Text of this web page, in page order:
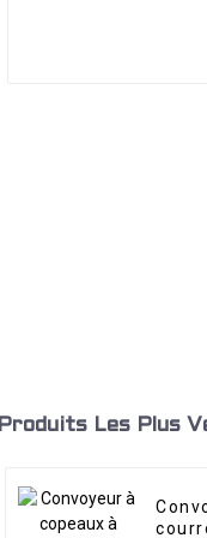
Produits Les Plus